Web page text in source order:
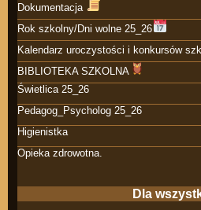
Dokumentacja
Rok szkolny/Dni wolne 25_26
Kalendarz uroczystości i konkursów
BIBLIOTEKA SZKOLNA
Świetlica 25_26
Pedagog_Psycholog 25_26
Higienistka
Opieka zdrowotna.
Dla